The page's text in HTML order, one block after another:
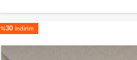
%30 İndirim